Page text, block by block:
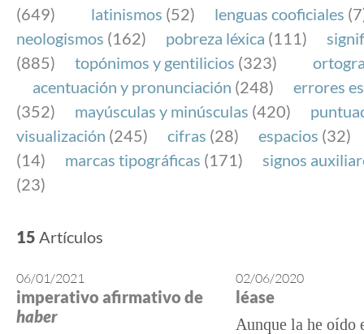
(649)
latinismos (52) lenguas cooficiales
neologismos (162) pobreza léxica (111)
(885)
topónimos y gentilicios (323)
acentuación y pronunciación (248)
errores
(352)
mayúsculas y minúsculas (420)
visualización (245) cifras (28) espacios (32)
(14)
marcas tipográficas (171)
signos
(23)
15 Artículos
06/01/2021
imperativo afirmativo de
haber
02/06/2020
léase
Aunque la he oído